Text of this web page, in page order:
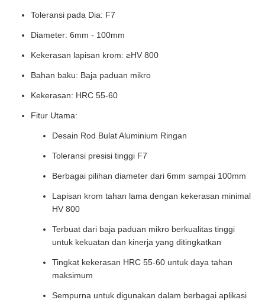
Toleransi pada Dia: F7
Diameter: 6mm - 100mm
Kekerasan lapisan krom: ≥HV 800
Bahan baku: Baja paduan mikro
Kekerasan: HRC 55-60
Fitur Utama:
Desain Rod Bulat Aluminium Ringan
Toleransi presisi tinggi F7
Berbagai pilihan diameter dari 6mm sampai 100mm
Lapisan krom tahan lama dengan kekerasan minimal
HV 800
Terbuat dari baja paduan mikro berkualitas tinggi
untuk kekuatan dan kinerja yang ditingkatkan
Tingkat kekerasan HRC 55-60 untuk daya tahan
maksimum
Sempurna untuk digunakan dalam berbagai aplikasi